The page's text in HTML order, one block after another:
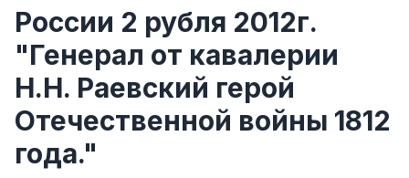
России 2 рубля 2012г.
"Генерал от кавалерии
Н.Н. Раевский герой
Отечественной войны 1812
года."